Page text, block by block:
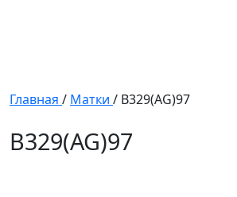
Главная / Матки / B329(AG)97
B329(AG)97